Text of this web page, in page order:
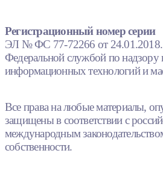
Регистрационный номер серии
ЭЛ № ФС 77-72266 от 24.01.2018.
Федеральной службой по надзору
информационных технологий и
Все права на любые материалы,
защищены в соответствии с
международным
собственности.